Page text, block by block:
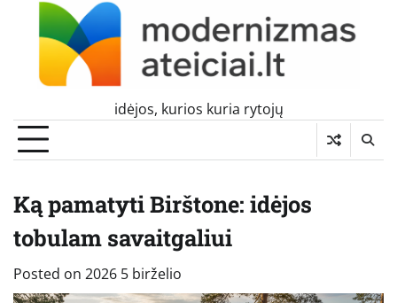
content
idėjos, kurios kuria rytojų
Ką pamatyti Birštone: idėjos
tobulam savaitgaliui
Posted on 2026 5 birželio